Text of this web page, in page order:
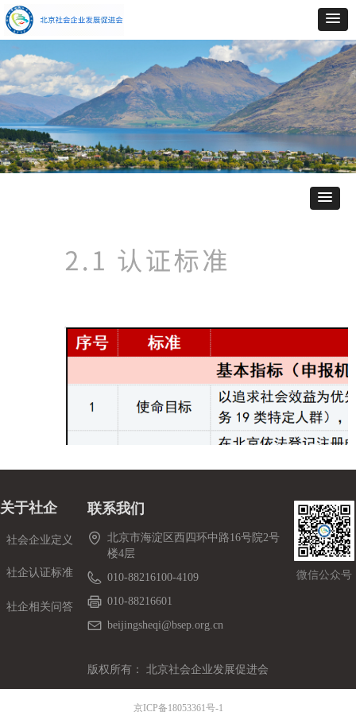
联系我们
北京市海淀区西四环中路16号院2号
楼4层
010-88216100-4109
010-88216601
beijingsheqi@bsep.org.cn
微信公众号
版权所有： 北京社会企业发展促进会
社会企业定义
社企认证标准
社企相关问答
关于社企
京ICP备18053361号-1